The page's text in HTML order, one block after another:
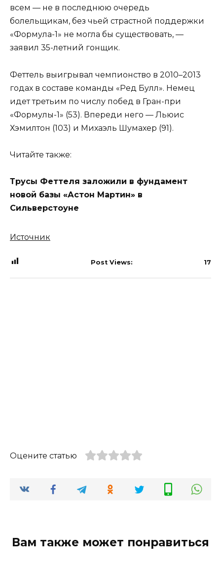
всем — не в последнюю очередь
болельщикам, без чьей страстной поддержки
«Формула-1» не могла бы существовать, —
заявил 35-летний гонщик.
Феттель выигрывал чемпионство в 2010–2013
годах в составе команды «Ред Булл». Немец
идет третьим по числу побед в Гран-при
«Формулы-1» (53). Впереди него — Льюис
Хэмилтон (103) и Михаэль Шумахер (91).
Читайте также:
Трусы Феттеля заложили в фундамент
новой базы «Астон Мартин» в
Сильверстоуне
Источник
Post Views: 17
Оцените статью
Вам также может понравиться